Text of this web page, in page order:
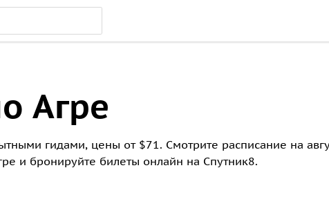
Агре
гидами, цены от $71. Смотрите расписание на
и бронируйте билеты онлайн на Спутник8.